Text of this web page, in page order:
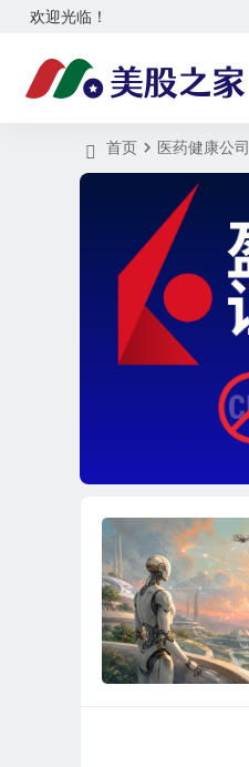
欢迎光临！
首页 医药健康公司